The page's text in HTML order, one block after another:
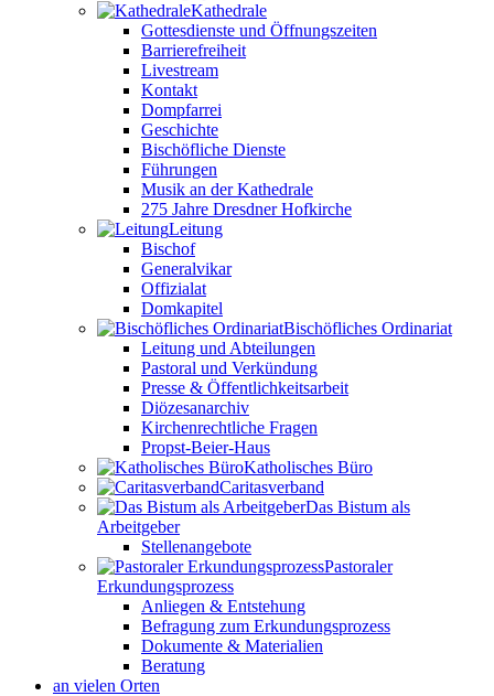
Kathedrale
Gottesdienste und Öffnungszeiten
Barrierefreiheit
Livestream
Kontakt
Dompfarrei
Geschichte
Bischöfliche Dienste
Führungen
Musik an der Kathedrale
275 Jahre Dresdner Hofkirche
Leitung
Bischof
Generalvikar
Offizialat
Domkapitel
Bischöfliches Ordinariat
Leitung und Abteilungen
Pastoral und Verkündung
Presse & Öffentlichkeitsarbeit
Diözesanarchiv
Kirchenrechtliche Fragen
Propst-Beier-Haus
Katholisches Büro
Caritasverband
Das Bistum als
Arbeitgeber
Stellenangebote
Pastoraler
Erkundungsprozess
Anliegen & Entstehung
Befragung zum Erkundungsprozess
Dokumente & Materialien
Beratung
an vielen Orten